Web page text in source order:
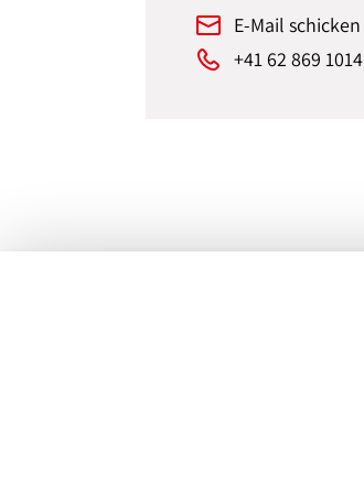
E-Mail schicken
+41 62 869 1014